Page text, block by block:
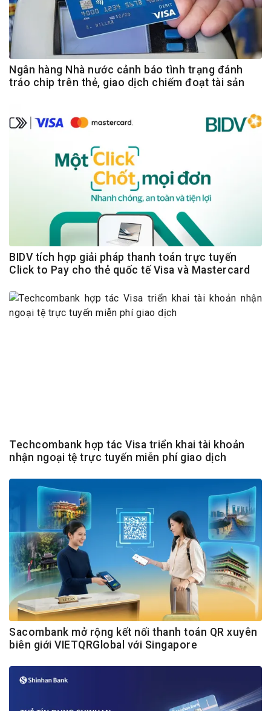
Ngân hàng Nhà nước cảnh báo tình trạng đánh
tráo chip trên thẻ, giao dịch chiếm đoạt tài sản
BIDV tích hợp giải pháp thanh toán trực tuyến
Click to Pay cho thẻ quốc tế Visa và Mastercard
Techcombank hợp tác Visa triển khai tài khoản
nhận ngoại tệ trực tuyến miễn phí giao dịch
Sacombank mở rộng kết nối thanh toán QR xuyên
biên giới VIETQRGlobal với Singapore